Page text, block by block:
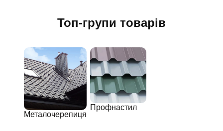
Топ-групи товарів
Металочерепиця
Профнастил